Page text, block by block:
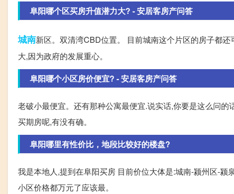
阜阳哪个区买房升值潜力大? - 安居客房产问答
城南新区。双清湾CBD位置。 目前城南这个片区的房子都
大,因为政府的发展重心。
阜阳哪个小区房价便宜? - 安居客房产问答
老破小最便宜。还有那种公寓最便宜.说实话,你要是这么问
买期房呢,有没有确。
阜阳哪里有性价比，地段比较好的楼盘?
我是本地人,提到在阜阳买房 目前价位大体是:城南-颍州区-
小区价格都万元了应该最。